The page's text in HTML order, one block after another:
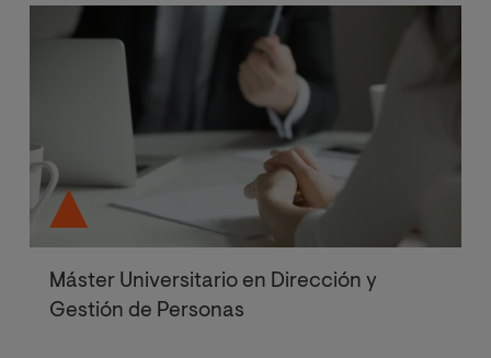
Máster Universitario en Dirección y
Gestión de Personas